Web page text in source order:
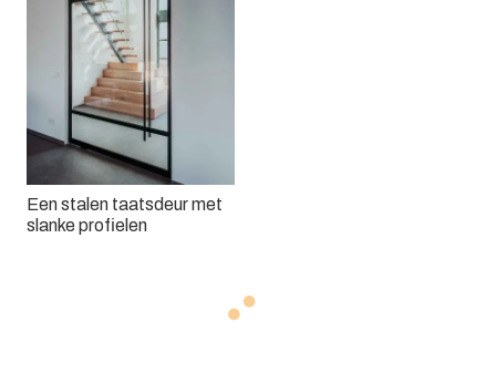
Een stalen taatsdeur met
slanke profielen